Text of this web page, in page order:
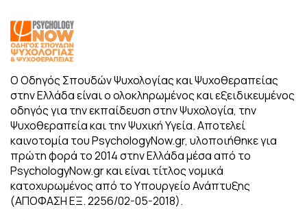
Ο Οδηγός Σπουδών Ψυχολογίας και Ψυχοθεραπείας
στην Ελλάδα είναι ο ολοκληρωμένος και εξειδικευμένος
οδηγός για την εκπαίδευση στην Ψυχολογία, την
Ψυχοθεραπεία και την Ψυχική Υγεία. Αποτελεί
καινοτομία του PsychologyNow.gr, υλοποιήθηκε για
πρώτη φορά το 2014 στην Ελλάδα μέσα από το
PsychologyNow.gr και είναι τίτλος νομικά
κατοχυρωμένος από το Υπουργείο Ανάπτυξης
(ΑΠΟΦΑΣΗ ΕΞ. 2256/02-05-2018).